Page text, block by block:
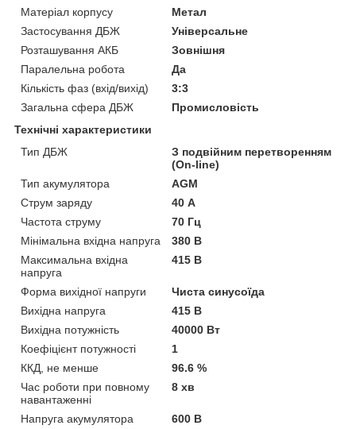
Матеріал корпусу
Метал
Застосування ДБЖ
Універсальне
Розташування АКБ
Зовнішня
Паралельна робота
Да
Кількість фаз (вхід/вихід)
3:3
Загальна сфера ДБЖ
Промисловість
Технічні характеристики
Тип ДБЖ
З подвійним перетворенням
(On-line)
Тип акумулятора
AGM
Струм заряду
40 А
Частота струму
70 Гц
Мінімальна вхідна напруга
380 В
Максимальна вхідна
напруга
415 В
Форма вихідної напруги
Чиста синусоїда
Вихідна напруга
415 В
Вихідна потужність
40000 Вт
Коефіцієнт потужності
1
ККД, не менше
96.6 %
Час роботи при повному
навантаженні
8 хв
Напруга акумулятора
600 В